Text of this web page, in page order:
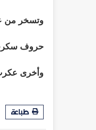
وتسخر من
حروف
وأخرى
طباعة